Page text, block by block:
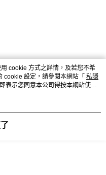
cookie 方式之詳情，及若您不希
cookie 設定，請參閱本網站「 私隱
表示您同意本公司得按本網站使用